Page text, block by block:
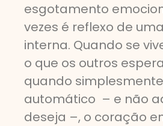
esgotamento
vezes é reflexo de
interna. Quando se
o que os outros
quando
automático – e não
deseja –, o coração